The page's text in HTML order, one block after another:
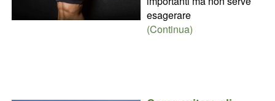
esagerare
(Continua)